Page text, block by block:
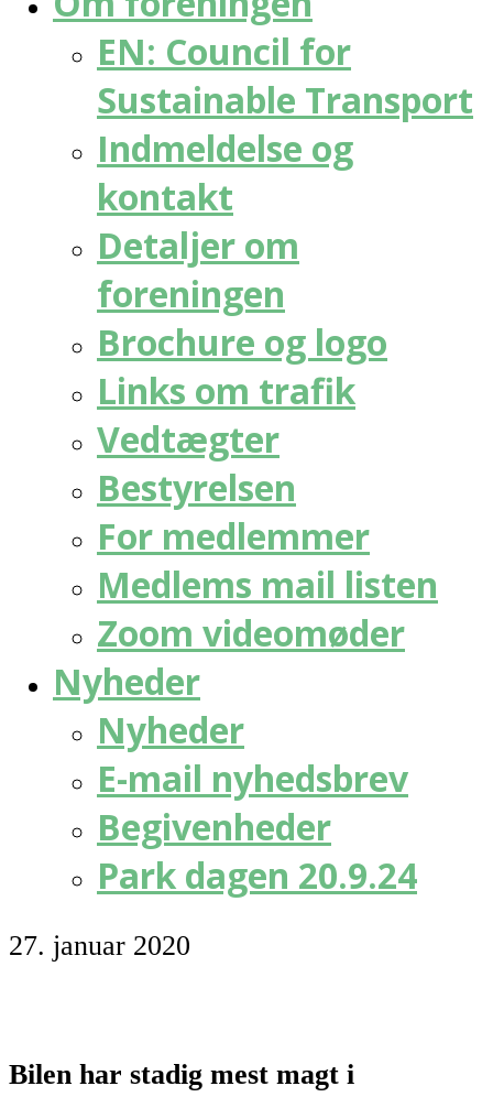
EN: Council for
Sustainable Transport
Indmeldelse og
kontakt
Detaljer om
foreningen
Brochure og logo
Links om trafik
Vedtægter
Bestyrelsen
For medlemmer
Medlems mail listen
Zoom videomøder
Nyheder
Nyheder
E-mail nyhedsbrev
Begivenheder
Park dagen 20.9.24
27. januar 2020
Bilen har stadig mest magt i